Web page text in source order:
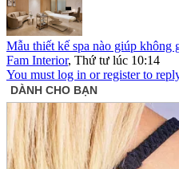
Mẫu thiết kế spa nào giúp không
Fam Interior, Thứ tư lúc 10:14
You must log in or register to